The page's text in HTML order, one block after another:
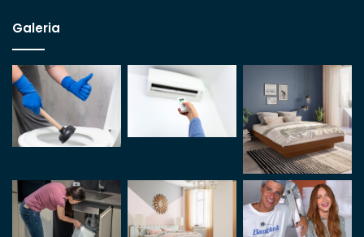
Galeria